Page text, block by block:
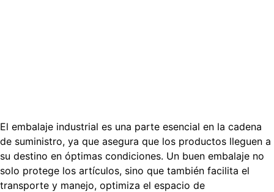
El embalaje industrial es una parte esencial en la cadena
de suministro, ya que asegura que los productos lleguen a
su destino en óptimas condiciones. Un buen embalaje no
solo protege los artículos, sino que también facilita el
transporte y manejo, optimiza el espacio de